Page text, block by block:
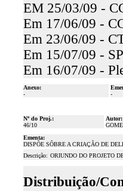
EM 25/03/09 -
Em 17/06/09 -
Em 23/06/09 -
Em 15/07/09 -
Em 16/07/09 -
Anexo:
-
-
Nº do Proj.:
46/10
Autor:
Ementa:
DISPÕE SÔBRE A CRIAÇÃO DE
Descrição: ORIUNDO DO PROJETO
Distribuição/